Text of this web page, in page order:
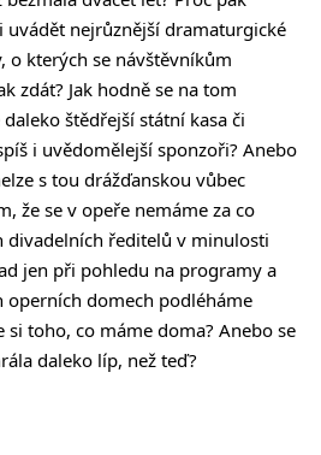
nejrůznější dramaturgické
o kterých se návštěvníkům
zdát? Jak hodně se na tom
štědřejší státní kasa či
i uvědomělejší sponzoři? Anebo
s tou drážďanskou vůbec
že se v opeře nemáme za co
divadelních ředitelů v minulosti
jen při pohledu na programy a
operních domech podléháme
si toho, co máme doma? Anebo se
daleko líp, než teď?